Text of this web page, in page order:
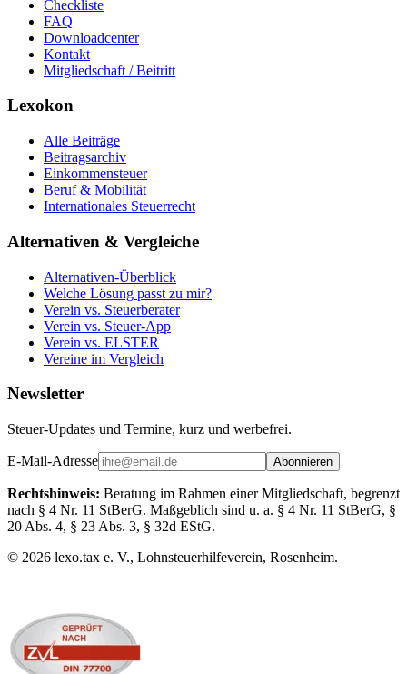
Checkliste
FAQ
Downloadcenter
Kontakt
Mitgliedschaft / Beitritt
Lexokon
Alle Beiträge
Beitragsarchiv
Einkommensteuer
Beruf & Mobilität
Internationales Steuerrecht
Alternativen & Vergleiche
Alternativen-Überblick
Welche Lösung passt zu mir?
Verein vs. Steuerberater
Verein vs. Steuer-App
Verein vs. ELSTER
Vereine im Vergleich
Newsletter
Steuer-Updates und Termine, kurz und werbefrei.
E-Mail-Adresse Abonnieren
Rechtshinweis: Beratung im Rahmen einer Mitgliedschaft, begrenzt
nach § 4 Nr. 11 StBerG. Maßgeblich sind u. a. § 4 Nr. 11 StBerG, §
20 Abs. 4, § 23 Abs. 3, § 32d EStG.
© 2026 lexo.tax e. V., Lohnsteuerhilfeverein, Rosenheim.